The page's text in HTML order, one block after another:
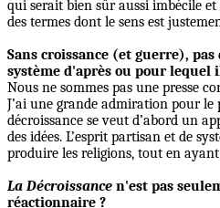
qui serait bien sûr aussi imbécile
des termes dont le sens est
Sans croissance (et guerre),
système d'après ou pour
Nous ne sommes pas une presse
J’ai une grande admiration pour le
décroissance se veut d’abord un
des idées. L’esprit partisan et de
produire les religions, tout en
La Décroissance n'est pas
réactionnaire ?